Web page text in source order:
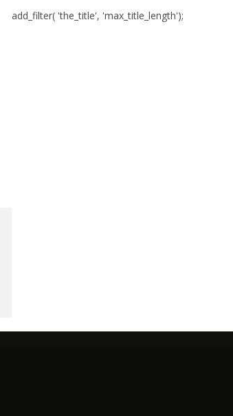
add_filter( 'the_title', 'max_title_length');